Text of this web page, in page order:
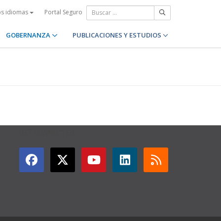
idiomas Portal Seguro
GOBERNANZA PUBLICACIONES Y ESTUDIOS